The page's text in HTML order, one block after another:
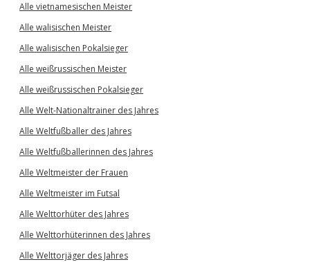
Alle vietnamesischen Meister
Alle walisischen Meister
Alle walisischen Pokalsieger
Alle weißrussischen Meister
Alle weißrussischen Pokalsieger
Alle Welt-Nationaltrainer des Jahres
Alle Weltfußballer des Jahres
Alle Weltfußballerinnen des Jahres
Alle Weltmeister der Frauen
Alle Weltmeister im Futsal
Alle Welttorhüter des Jahres
Alle Welttorhüterinnen des Jahres
Alle Welttorjäger des Jahres